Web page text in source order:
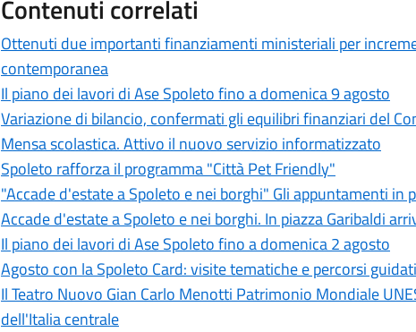
Contenuti correlati
Ottenuti due importanti finanziamenti ministeriali per
contemporanea
Il piano dei lavori di Ase Spoleto fino a domenica 9 agosto
Variazione di bilancio, confermati gli equilibri finanziari del
Mensa scolastica. Attivo il nuovo servizio informatizzato
Spoleto rafforza il programma "Città Pet Friendly"
"Accade d'estate a Spoleto e nei borghi" Gli appuntamenti in
Accade d'estate a Spoleto e nei borghi. In piazza Garibaldi
Il piano dei lavori di Ase Spoleto fino a domenica 2 agosto
Agosto con la Spoleto Card: visite tematiche e percorsi
Il Teatro Nuovo Gian Carlo Menotti Patrimonio Mondiale
dell'Italia centrale